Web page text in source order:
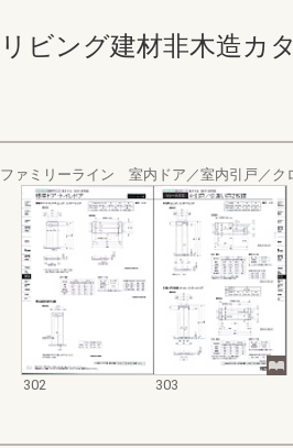
リビング建材非木造カ
ファミリーライン 室内ドア／室内引戸／
302 303